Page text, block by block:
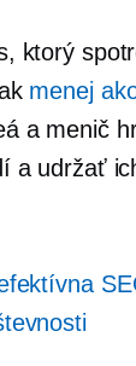
ktorý
menej
a menič
a udržať